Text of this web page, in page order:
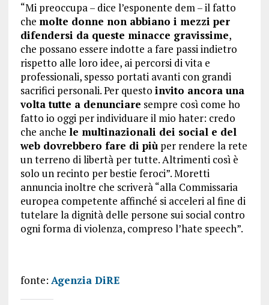
“Mi preoccupa – dice l’esponente dem – il fatto
che molte donne non abbiano i mezzi per
difendersi da queste minacce gravissime,
che possano essere indotte a fare passi indietro
rispetto alle loro idee, ai percorsi di vita e
professionali, spesso portati avanti con grandi
sacrifici personali. Per questo invito ancora una
volta tutte a denunciare sempre così come ho
fatto io oggi per individuare il mio hater: credo
che anche le multinazionali dei social e del
web dovrebbero fare di piùper rendere la rete
un terreno di libertà per tutte. Altrimenti così è
solo un recinto per bestie feroci”. Moretti
annuncia inoltre che scriverà “alla Commissaria
europea competente affinché si acceleri al fine di
tutelare la dignità delle persone sui social contro
ogni forma di violenza, compreso l’hate speech”.
fonte: Agenzia DiRE